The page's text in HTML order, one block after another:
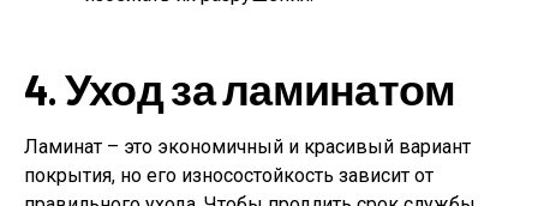
4. Уход за ламинатом
Ламинат – это экономичный и красивый вариант
покрытия, но его износостойкость зависит от